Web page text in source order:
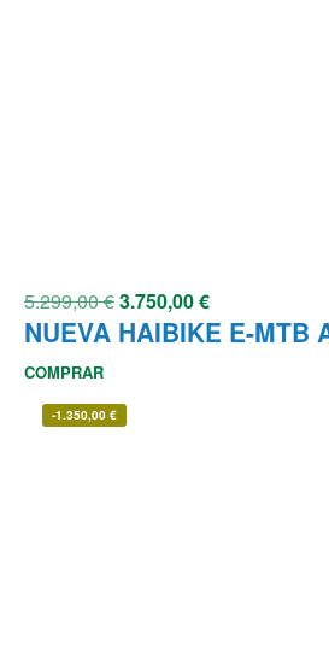
5.299,00€3.750,00€
NUEVA HAIBIKE E-MTB
COMPRAR
-1.350,00 €